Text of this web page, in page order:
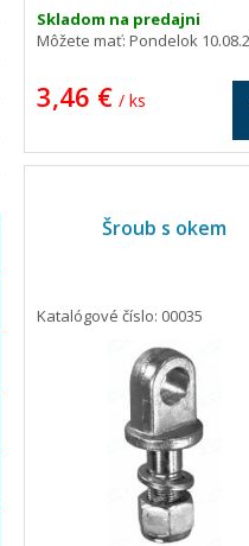
Skladom na predajni
Môžete mať: Pondelok
3,46 € / ks
Šroub s okem
Katalógové číslo: 00035